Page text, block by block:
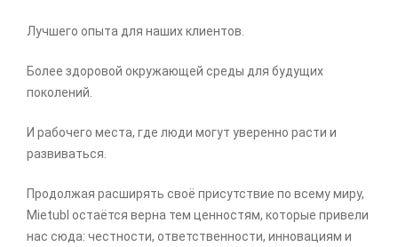
Лучшего опыта для наших клиентов.
Более здоровой окружающей среды для будущих
поколений.
И рабочего места, где люди могут уверенно расти и
развиваться.
Продолжая расширять своё присутствие по всему миру,
Mietubl остаётся верна тем ценностям, которые привели
нас сюда: честности, ответственности, инновациям и